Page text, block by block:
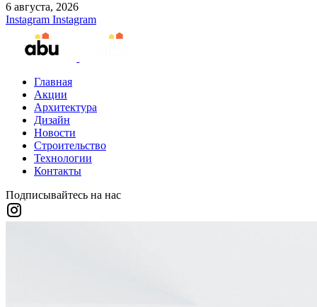
6 августа, 2026
Instagram Instagram
Главная
Акции
Архитектура
Дизайн
Новости
Строительство
Технологии
Контакты
Подписывайтесь на нас